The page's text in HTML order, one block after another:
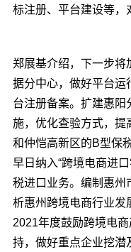
标注册、平台建设等，
郑展基介绍，下一步将
据分中心，做好平台运
台注册备案。扩建惠阳
施，优化查验方式，提
和仲恺高新区的B型保
早日纳入“跨境电商进
税进口业务。编制惠州
析惠州跨境电商行业发
2021年度鼓励跨境电
持，做好重点企业挖潜